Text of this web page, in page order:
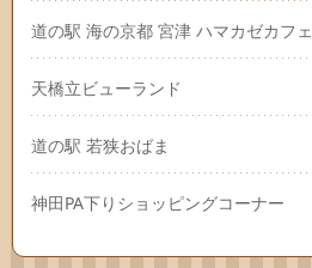
道の駅 海の京都 宮津 ハマカゼカフェ
天橋立ビューランド
道の駅 若狭おばま
神田PA下りショッピングコーナー